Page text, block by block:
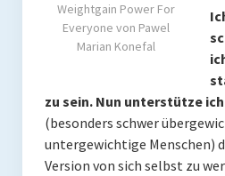
Freeletics
Coaching
Rezepte
Weightgain Power For
Everyone von Pawel
Marian Konefal
zu sein. Nun unterstütze
(besonders schwer
untergewichtige Menschen)
Version von sich selbst zu